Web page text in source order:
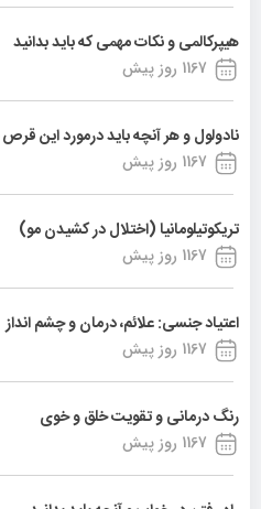
هیپرکالمی و نکات مهمی که باید بدانید
1167 روز پیش
نادولول و هر آنچه باید درمورد این
1167 روز پیش
تریکوتیلومانیا (اختلال در کشیدن مو)
1167 روز پیش
اعتیاد جنسی: علائم، درمان و چشم انداز
1167 روز پیش
رنگ درمانی و تقویت خلق و خوی
1167 روز پیش